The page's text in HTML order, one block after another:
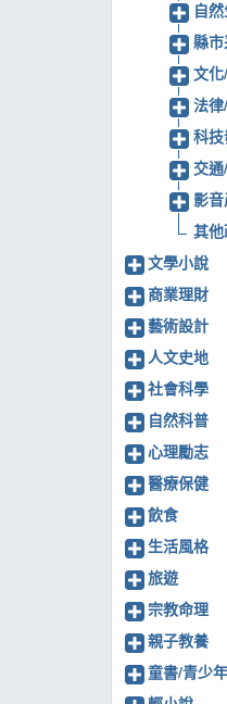
自
縣
文
法
科
交
影
其
文學小說
商業理財
藝術設計
人文史地
社會科學
自然科普
心理勵志
醫療保健
飲食
生活風格
旅遊
宗教命理
親子教養
童書/青少